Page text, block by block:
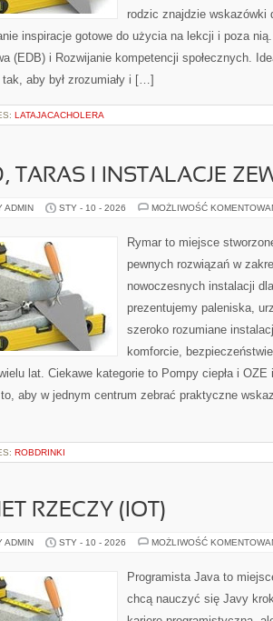
rodzic znajdzie wskazówki
inspiracje gotowe do użycia na lekcji i poza
(EDB) i Rozwijanie kompetencji społecznych.
aby był zrozumiały i […]
LATAJACACHOLERA
TARAS I INSTALACJE
ADMIN STY - 10 - 2026 MOŻLIWOŚĆ
Rymar to miejsce
pewnych rozwiązań w
nowoczesnych instalacji
prezentujemy paleniska,
szeroko rozumiane
komforcie,
lat. Ciekawe kategorie to Pompy ciepła i
aby w jednym centrum zebrać praktyczne
ROBDRINKI
RZECZY (IOT)
ADMIN STY - 10 - 2026 MOŻLIWOŚĆ
Programista Java to
chcą nauczyć się Javy